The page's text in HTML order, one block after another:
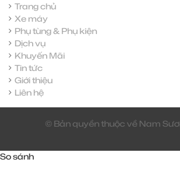
Trang chủ
Xe máy
Phụ tùng & Phụ kiện
Dịch vụ
Khuyến Mãi
Tin tức
Giới thiệu
Liên hệ
© Bản quyền thuộc về Nam
So sánh